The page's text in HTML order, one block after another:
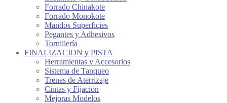
Forrado Chinakote
Forrado Monokote
Mandos Superficies
Pegantes y Adhesivos
Tornillería
FINALIZACION y PISTA
Herramientas y Accesorios
Sistema de Tanqueo
Trenes de Aterrizaje
Cintas y Fijación
Mejoras Modelos